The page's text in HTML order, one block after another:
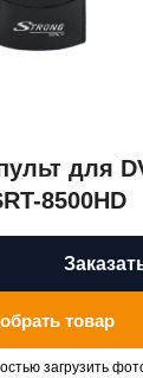
для
8500HD
товар
загрузить